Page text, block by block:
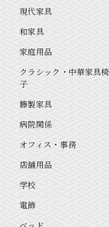
現代家具
和家具
家庭用品
クラシック・中華家具椅
子
籐製家具
病院関係
オフィス・事務
店舗用品
学校
電飾